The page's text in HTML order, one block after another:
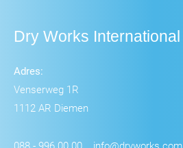
Dry Works International
Adres:
Venserweg 1R
1112 AR Diemen
088 - 996 00 00 info@dryworks.com